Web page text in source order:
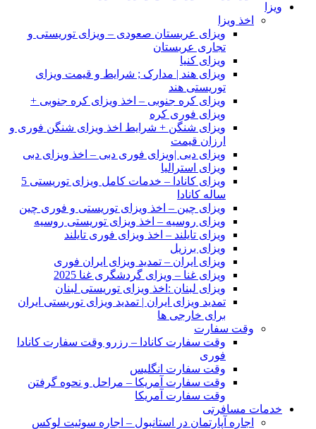
ویزا
اخذ ویزا
ویزای عربستان صعودی – ویزای توریستی و
تجاری عربستان
ویزای کنیا
ویزای هند | مدارک ; شرایط و قیمت ویزای
توریستی هند
ویزای کره جنوبی – اخذ ویزای کره جنوبی +
ویزای فوری کره
ویزای شنگن + شرایط اخذ ویزای شنگن فوری و
ارزان قیمت
ویزای دبی |ویزای فوری دبی – اخذ ویزای دبی
ویزای استرالیا
ویزای کانادا – خدمات کامل ویزای توریستی 5
ساله کانادا
ویزای چین – اخذ ویزای توریستی و فوری چین
ویزای روسیه – اخذ ویزای توریستی روسیه
ویزای تایلند – اخذ ویزای فوری تایلند
ویزای برزیل
ویزای ایران – تمدید ویزای ایران فوری
ویزای غنا – ویزای گردشگری غنا 2025
ویزای لبنان :اخذ ویزای توریستی لبنان
تمدید ویزای ایران | تمدید ویزای توریستی ایران
برای خارجی ها
وقت سفارت
وقت سفارت کانادا – رزرو وقت سفارت کانادا
فوری
وقت سفارت انگلیس
وقت سفارت آمریکا – مراحل و نحوه گرفتن
وقت سفارت آمریکا
خدمات مسافرتی
اجاره آپارتمان در استانبول – اجاره سوئیت لوکس